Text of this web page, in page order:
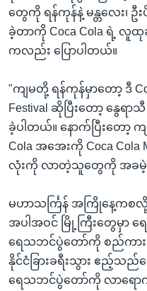
တွေကို ရန်ကုန်နဲ့ မန္တလေး၊ ဦ
ခဲ့တာကို Coca Cola ရဲ့ လူ
ကလည်း ပြောပါတယ်။
"ကျမတို့ ရန်ကုန်မှာတော့ ဒီ
Festival ဆိုပြီးတော့ နွေရ
ခဲ့ပါတယ်။ နောက်ပြီးတော့
Cola အအေးကို Coca Cola
လုံးကို လာတဲ့သူတွေကို အခမဲ့ တို
မဟာသင်္ကြန် အကြိုနေ့ကစလို့
အပါအဝင် မြို့ကြီးတွေမှာ ရ
ရေသဘင်ပွဲတော်ကို စည်ကား
နိုင်ငံခြားခရီးသွား ဧည့်သည်
ရေသဘင်ပွဲတော်ကို လာရော